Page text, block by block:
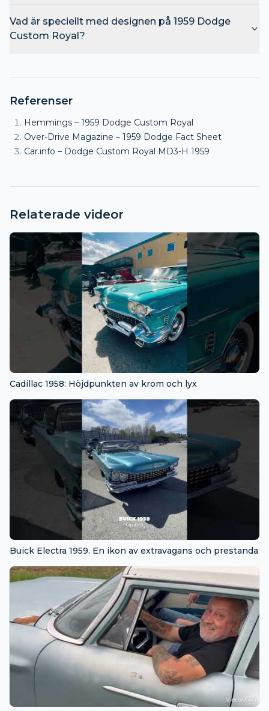
Vad är speciellt med designen på 1959 Dodge
Custom Royal?
Referenser
Hemmings – 1959 Dodge Custom Royal
Over-Drive Magazine – 1959 Dodge Fact Sheet
Car.info – Dodge Custom Royal MD3-H 1959
Relaterade videor
Cadillac 1958: Höjdpunkten av krom och lyx
Buick Electra 1959. En ikon av extravagans och prestanda